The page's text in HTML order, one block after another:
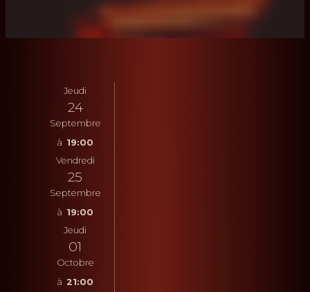
Jeudi
24
Septembre
19:00
Vendredi
25
Septembre
19:00
Jeudi
01
Octobre
21:00